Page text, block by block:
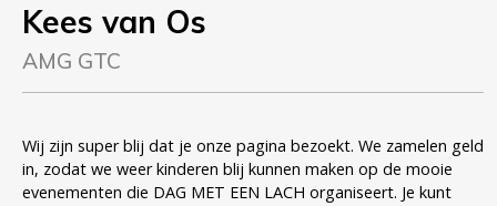
Kees van Os
AMG GTC
Wij zijn super blij dat je onze pagina bezoekt. We zamelen geld
in, zodat we weer kinderen blij kunnen maken op de mooie
evenementen die DAG MET EEN LACH organiseert. Je kunt